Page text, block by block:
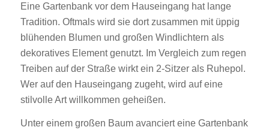
Eine Gartenbank vor dem Hauseingang hat lange
Tradition. Oftmals wird sie dort zusammen mit üppig
blühenden Blumen und großen Windlichtern als
dekoratives Element genutzt. Im Vergleich zum regen
Treiben auf der Straße wirkt ein 2-Sitzer als Ruhepol.
Wer auf den Hauseingang zugeht, wird auf eine
stilvolle Art willkommen geheißen.
Unter einem großen Baum avanciert eine Gartenbank